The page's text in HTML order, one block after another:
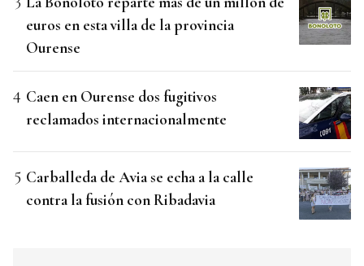
euros en esta villa de la provincia
Ourense
Caen en Ourense dos fugitivos
reclamados internacionalmente
Carballeda de Avia se echa a la calle
contra la fusión con Ribadavia